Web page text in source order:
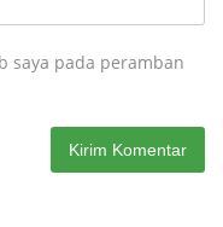
saya pada peramban